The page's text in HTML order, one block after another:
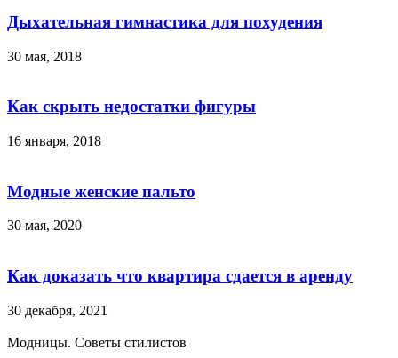
Дыхательная гимнастика для похудения
30 мая, 2018
Как скрыть недостатки фигуры
16 января, 2018
Модные женские пальто
30 мая, 2020
Как доказать что квартира сдается в аренду
30 декабря, 2021
Модницы. Советы стилистов